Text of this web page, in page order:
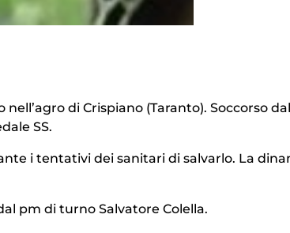
di Crispiano (Taranto). Soccorso dal
SS.
i tentativi dei sanitari di salvarlo. La
pm di turno Salvatore Colella.